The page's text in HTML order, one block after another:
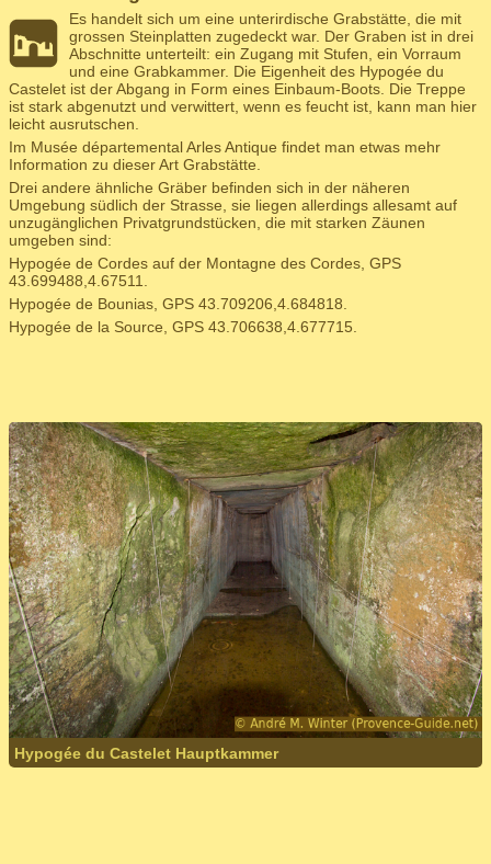
Es handelt sich um eine unterirdische Grabstätte, die mit
grossen Steinplatten zugedeckt war. Der Graben ist in drei
Abschnitte unterteilt: ein Zugang mit Stufen, ein Vorraum
und eine Grabkammer. Die Eigenheit des Hypogée du
Castelet ist der Abgang in Form eines Einbaum-Boots. Die Treppe
ist stark abgenutzt und verwittert, wenn es feucht ist, kann man hier
leicht ausrutschen.
Im Musée départemental Arles Antique findet man etwas mehr
Information zu dieser Art Grabstätte.
Drei andere ähnliche Gräber befinden sich in der näheren
Umgebung südlich der Strasse, sie liegen allerdings allesamt auf
unzugänglichen Privatgrundstücken, die mit starken Zäunen
umgeben sind:
Hypogée de Cordes auf der Montagne des Cordes, GPS
43.699488,4.67511.
Hypogée de Bounias, GPS 43.709206,4.684818.
Hypogée de la Source, GPS 43.706638,4.677715.
Hypogée du Castelet Hauptkammer